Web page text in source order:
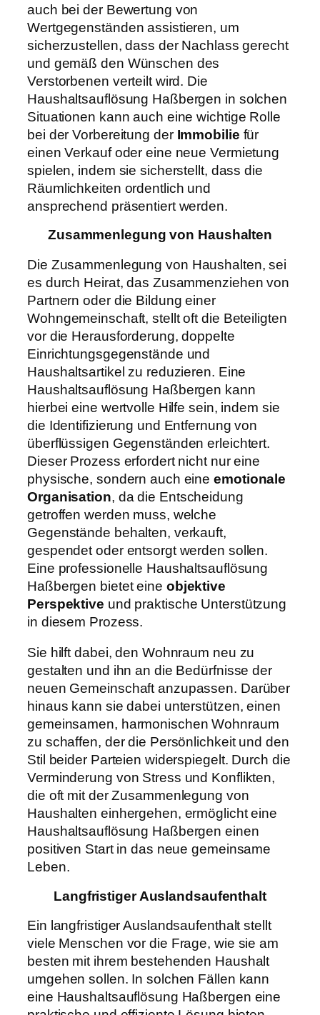
auch bei der Bewertung von
Wertgegenständen assistieren, um
sicherzustellen, dass der Nachlass gerecht
und gemäß den Wünschen des
Verstorbenen verteilt wird. Die
Haushaltsauflösung Haßbergen in solchen
Situationen kann auch eine wichtige Rolle
bei der Vorbereitung der Immobilie für
einen Verkauf oder eine neue Vermietung
spielen, indem sie sicherstellt, dass die
Räumlichkeiten ordentlich und
ansprechend präsentiert werden.
Zusammenlegung von Haushalten
Die Zusammenlegung von Haushalten, sei
es durch Heirat, das Zusammenziehen von
Partnern oder die Bildung einer
Wohngemeinschaft, stellt oft die Beteiligten
vor die Herausforderung, doppelte
Einrichtungsgegenstände und
Haushaltsartikel zu reduzieren. Eine
Haushaltsauflösung Haßbergen kann
hierbei eine wertvolle Hilfe sein, indem sie
die Identifizierung und Entfernung von
überflüssigen Gegenständen erleichtert.
Dieser Prozess erfordert nicht nur eine
physische, sondern auch eineemotionale
Organisation, da die Entscheidung
getroffen werden muss, welche
Gegenstände behalten, verkauft,
gespendet oder entsorgt werden sollen.
Eine professionelle Haushaltsauflösung
Haßbergen bietet eine objektive
Perspektive und praktische Unterstützung
in diesem Prozess.
Sie hilft dabei, den Wohnraum neu zu
gestalten und ihn an die Bedürfnisse der
neuen Gemeinschaft anzupassen. Darüber
hinaus kann sie dabei unterstützen, einen
gemeinsamen, harmonischen Wohnraum
zu schaffen, der die Persönlichkeit und den
Stil beider Parteien widerspiegelt. Durch die
Verminderung von Stress und Konflikten,
die oft mit der Zusammenlegung von
Haushalten einhergehen, ermöglicht eine
Haushaltsauflösung Haßbergen einen
positiven Start in das neue gemeinsame
Leben.
Langfristiger Auslandsaufenthalt
Ein langfristiger Auslandsaufenthalt stellt
viele Menschen vor die Frage, wie sie am
besten mit ihrem bestehenden Haushalt
umgehen sollen. In solchen Fällen kann
eine Haushaltsauflösung Haßbergen eine